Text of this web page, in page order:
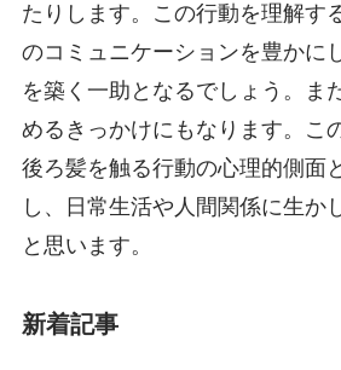
たりします。この行動を理解す
のコミュニケーションを豊かに
を築く一助となるでしょう。ま
めるきっかけにもなります。こ
後ろ髪を触る行動の心理的側面
し、日常生活や人間関係に生か
と思います。
新着記事